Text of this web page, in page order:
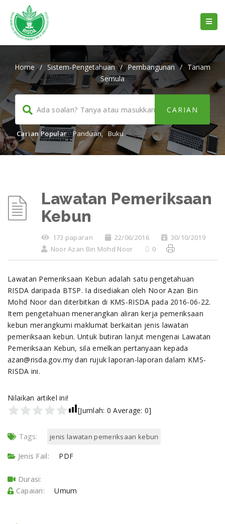
Home / Sistem-Pengetahuan / Pembangunan / Tanam
Semula
Carian Popular Panduan, Buku
Lawatan Pemeriksaan
Kebun
173 paparan 22/06/2016
30/10/2019
Noor Azan Bin Mohd Noor
0
Lawatan Pemeriksaan Kebun adalah satu pengetahuan
RISDA daripada BTSP. Ia disediakan oleh Noor Azan Bin
Mohd Noor dan diterbitkan di KMS-RISDA pada 2016-06-22.
Item pengetahuan menerangkan aliran kerja pemeriksaan
kebun merangkumi maklumat berkaitan jenis lawatan
pemeriksaan kebun. Untuk butiran lanjut mengenai Lawatan
Pemeriksaan Kebun, sila emelkan pertanyaan kepada
azan@risda.gov.my dan rujuk laporan-laporan dalam KMS-
RISDA ini.
Nilaikan artikel ini!
[Jumlah: 0 Average:0]
Tags: jenis lawatan pemeriksaan kebun
Jenis Fail: PDF
Durasi:
Capaian:
Umum